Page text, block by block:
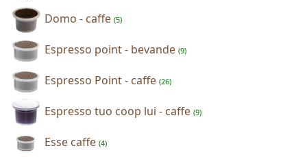
Domo - caffe (5)
Espresso point - bevande (9)
Espresso Point - caffe (26)
Espresso tuo coop lui - caffe (9)
Esse caffe (4)